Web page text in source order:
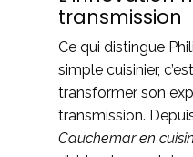
transmission
Ce qui distingue
simple cuisinier,
transformer son
transmission.
Cauchemar en